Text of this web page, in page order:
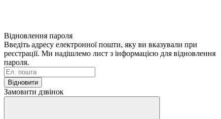
Відновлення пароля
Введіть адресу електронної пошти, яку ви вказували при
реєстрації. Ми надішлемо лист з інформацією для відновлення
пароля.
Відновити
Замовити дзвінок